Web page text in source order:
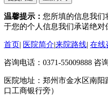
温馨提示： 您所填的信息我们
于您的个人信息我们承诺绝对
首页| 医院简介|来院路线| 在线
咨询电话：0371-55009888 咨
医院地址：郑州市金水区南阳
口工商银行旁）